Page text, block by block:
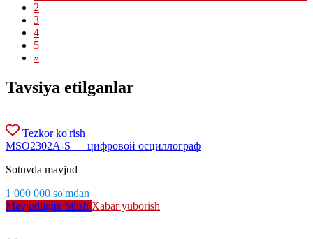
2
3
4
5
»
Tavsiya etilganlar
Tezkor ko'rish
MSO2302A-S — цифровой осциллограф
Sotuvda mavjud
1 000 000 so'mdan
Mavjudligini bilish Xabar yuborish